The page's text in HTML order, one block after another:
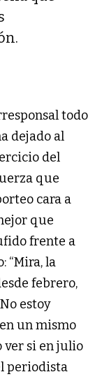
todo
dejado al
del
que
cara a
que
frente a
“Mira, la
febrero,
estoy
un mismo
ver si en julio
periodista